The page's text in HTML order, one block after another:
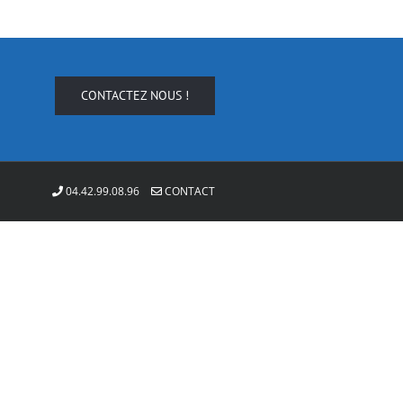
CONTACTEZ NOUS !
04.42.99.08.96 CONTACT